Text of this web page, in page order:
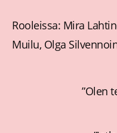
Rooleissa: Mira
Muilu, Olga
”Olen